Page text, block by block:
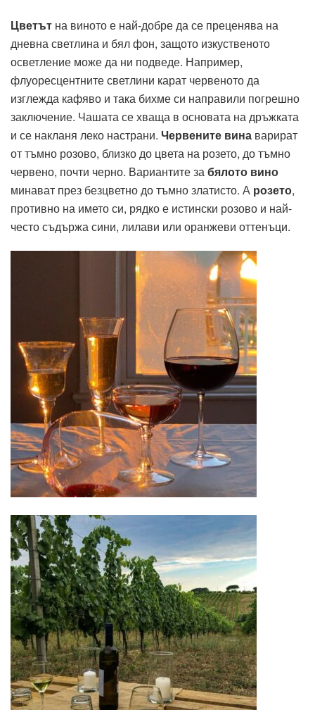
Цветът на виното е най-добре да се преценява на
дневна светлина и бял фон, защото изкуственото
осветление може да ни подведе. Например,
флуоресцентните светлини карат червеното да
изглежда кафяво и така бихме си направили погрешно
заключение. Чашата се хваща в основата на дръжката
и се накланя леко настрани. Червените вина варират
от тъмно розово, близко до цвета на розето, до тъмно
червено, почти черно. Вариантите забялото вино
минават през безцветно до тъмно златисто. А розето,
противно на името си, рядко е истински розово и най-
често съдържа сини, лилави или оранжеви оттенъци.